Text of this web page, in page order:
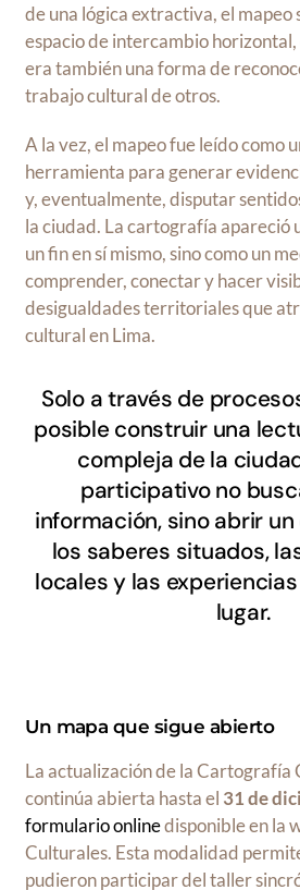
de una lógica extractiva, el mapeo
espacio de intercambio
era también una forma de
trabajo cultural de otros.
A la vez, el mapeo fue leído como
herramienta para generar
y, eventualmente, disputar
la ciudad. La cartografía apareció
un fin en sí mismo, sino como un
comprender, conectar y hacer
desigualdades territoriales que
cultural en Lima.
Solo a través de
posible construir una
compleja de la
participativo no
información, sino abrir
los saberes situados,
locales y las
lugar.
Un mapa que sigue abierto
La actualización de la Cartografía
continúa abierta hasta el 31 de
formulario onlinedisponible en la
Culturales. Esta modalidad
pudieron participar del taller